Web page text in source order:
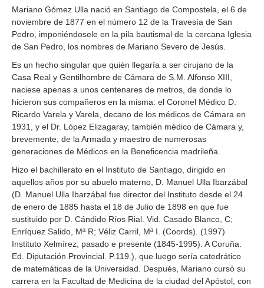
Mariano Gómez Ulla nació en Santiago de Compostela, el 6 de
noviembre de 1877 en el número 12 de la Travesía de San
Pedro, imponiéndosele en la pila bautismal de la cercana Iglesia
de San Pedro, los nombres de Mariano Severo de Jesús.
Es un hecho singular que quién llegaría a ser cirujano de la
Casa Real y Gentilhombre de Cámara de S.M. Alfonso XIII,
naciese apenas a unos centenares de metros, de donde lo
hicieron sus compañeros en la misma: el Coronel Médico D.
Ricardo Varela y Varela, decano de los médicos de Cámara en
1931, y el Dr. López Elizagaray, también médico de Cámara y,
brevemente, de la Armada y maestro de numerosas
generaciones de Médicos en la Beneficencia madrileña.
Hizo el bachillerato en el Instituto de Santiago, dirigido en
aquellos años por su abuelo materno, D. Manuel Ulla Ibarzábal
(D. Manuel Ulla Ibarzábal fue director del Instituto desde el 24
de enero de 1885 hasta el 18 de Julio de 1898 en que fue
sustituido por D. Cándido Ríos Rial. Vid. Casado Blanco, C;
Enríquez Salido, Mª R; Véliz Carril, Mª I. (Coords). (1997)
Instituto Xelmírez, pasado e presente (1845-1995). A Coruña.
Ed. Diputación Provincial. P.119.), que luego sería catedrático
de matemáticas de la Universidad. Después, Mariano cursó su
carrera en la Facultad de Medicina de la ciudad del Apóstol, con